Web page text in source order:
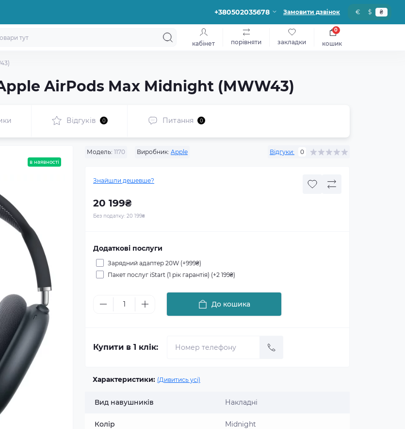
+380502035678 Замовити дзвінок € $ ₴
кабінет порівняти закладки кошик
0
AirPods Max Midnight (MWW43)
Відгуків 0 Питання 0
в наявності
Модель: 1170 Виробник: Apple Відгуки: 0
Знайшли дешевше?
20 199₴
Без податку: 20 199₴
Додаткові послуги
Зарядний адаптер 20W (+999₴)
Пакет послуг iStart (1 рік гарантія) (+2 199₴)
До кошика
Купити в 1 клік:
Характеристики: (Дивитись усі)
Вид навушників Накладні
Колір Midnight